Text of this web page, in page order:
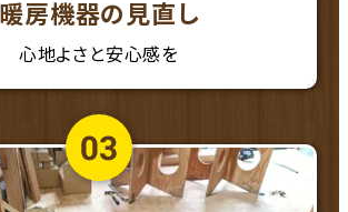
暖房機器の見直し
心地よさと安心感を